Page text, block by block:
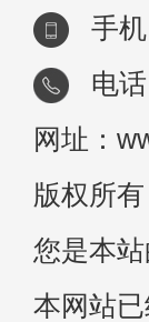
手
电
网址：
版权所
您是本
本网站